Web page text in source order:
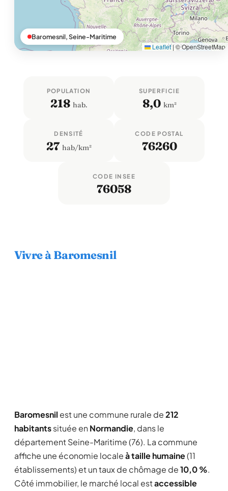
Leaflet |© OpenStreetMap
Baromesnil, Seine-Maritime
POPULATION
218 hab.
SUPERFICIE
8,0 km²
DENSITÉ
27 hab/km²
CODE POSTAL
76260
CODE INSEE
76058
Vivre à Baromesnil
Baromesnil est une commune rurale de212
habitantssituée en Normandie, dans le
département Seine-Maritime (76). La commune
affiche une économie localeà taille humaine(11
établissements) et un taux de chômage de10,0 %.
Côté immobilier, le marché local estaccessible